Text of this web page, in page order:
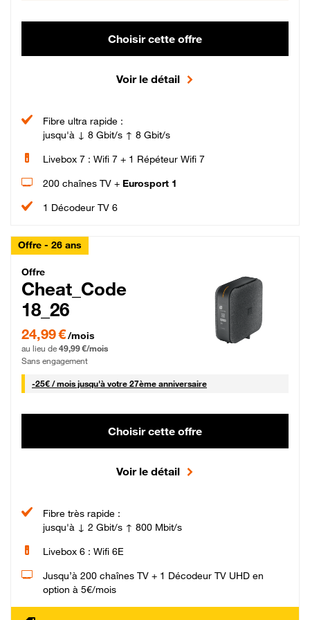
Choisir cette offre
Voir le détail
Fibre ultra rapide :
jusqu'à ↓ 8 Gbit/s ↑ 8 Gbit/s
Livebox 7 : Wifi 7 + 1 Répéteur Wifi 7
200 chaînes TV + Eurosport 1
1 Décodeur TV 6
Offre - 26 ans
Cheat_Code Fibre_18_26
Offre
Cheat_Code
18_26
24,99 € par mois pendant 0 mois puis 49,99 € par mois, Sans engagement
24,99 €/mois
au lieu de 49,99 €/mois
Sans engagement
-25€ / mois25 € par mois
jusqu'à votre 27ème anniversaire
Choisir cette offre
Voir le détail
Fibre très rapide :
jusqu'à ↓ 2 Gbit/s ↑ 800 Mbit/s
Livebox 6 : Wifi 6E
Jusqu’à 200 chaînes TV + 1 Décodeur TV UHD en
option à 5€/mois